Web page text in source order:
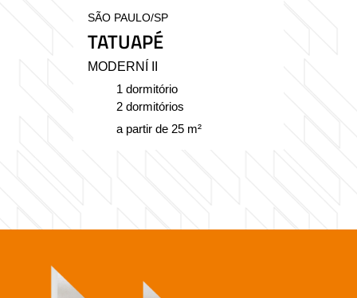
SÃO PAULO/SP
TATUAPÉ
MODERNÍ II
1 dormitório
2 dormitórios
a partir de 25 m²